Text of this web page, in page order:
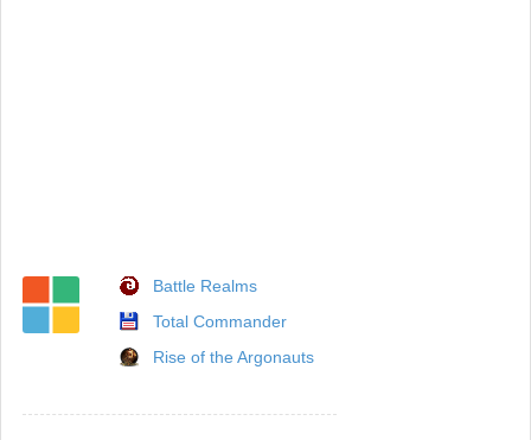
Battle Realms
Total Commander
Rise of the Argonauts